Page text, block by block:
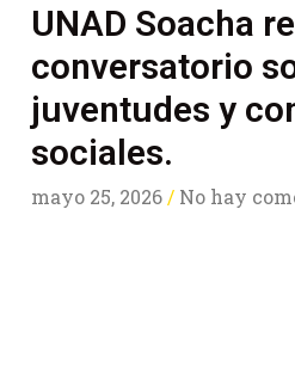
UNAD Soacha
conversatorio
juventudes y
sociales.
mayo 25, 2026 No hay